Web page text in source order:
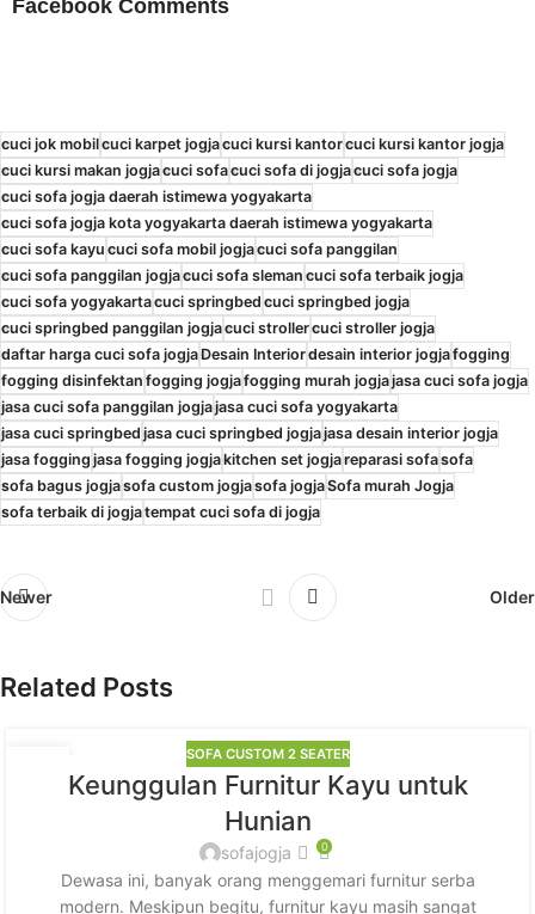
Facebook Comments
cuci jok mobilcuci karpet jogjacuci kursi kantorcuci kursi kantor jogja
cuci kursi makan jogjacuci sofacuci sofa di jogjacuci sofa jogja
cuci sofa jogja daerah istimewa yogyakarta
cuci sofa jogja kota yogyakarta daerah istimewa yogyakarta
cuci sofa kayu cuci sofa mobil jogjacuci sofa panggilan
cuci sofa panggilan jogjacuci sofa sleman cuci sofa terbaik jogja
cuci sofa yogyakartacuci springbed cuci springbed jogja
cuci springbed panggilan jogjacuci strollercuci stroller jogja
daftar harga cuci sofa jogjaDesain Interiordesain interior jogjafogging
fogging disinfektan fogging jogjafogging murah jogjajasa cuci sofa jogja
jasa cuci sofa panggilan jogjajasa cuci sofa yogyakarta
jasa cuci springbed jasa cuci springbed jogjajasa desain interior jogja
jasa fogging jasa fogging jogjakitchen set jogjareparasi sofasofa
sofa bagus jogjasofa custom jogjasofa jogjaSofa murah Jogja
sofa terbaik di jogjatempat cuci sofa di jogja
Newer Older
Related Posts
SOFA CUSTOM 2 SEATER
Keunggulan Furnitur Kayu untuk
Hunian
sofajogja 0
Dewasa ini, banyak orang menggemari furnitur serba
modern. Meskipun begitu, furnitur kayu masih sangat